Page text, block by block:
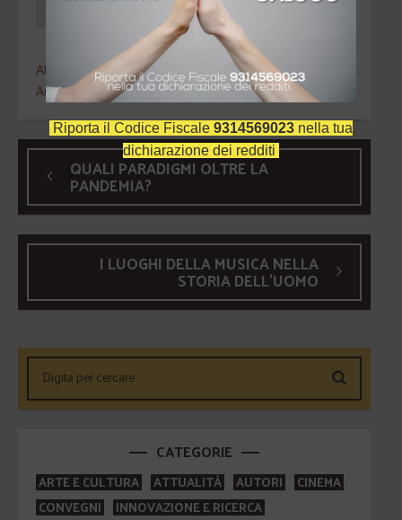
Iscriviti
Attualità
Auguri
QUALI PARADIGMI OLTRE LA
PANDEMIA?
I LUOGHI DELLA MUSICA NELLA
STORIA DELL’UOMO
CATEGORIE
ARTE E CULTURA ATTUALITÀ AUTORI
CINEMA
CONVEGNI
INNOVAZIONE E RICERCA
Riporta il Codice Fiscale 9314569023 nella tua
dichiarazione dei redditi